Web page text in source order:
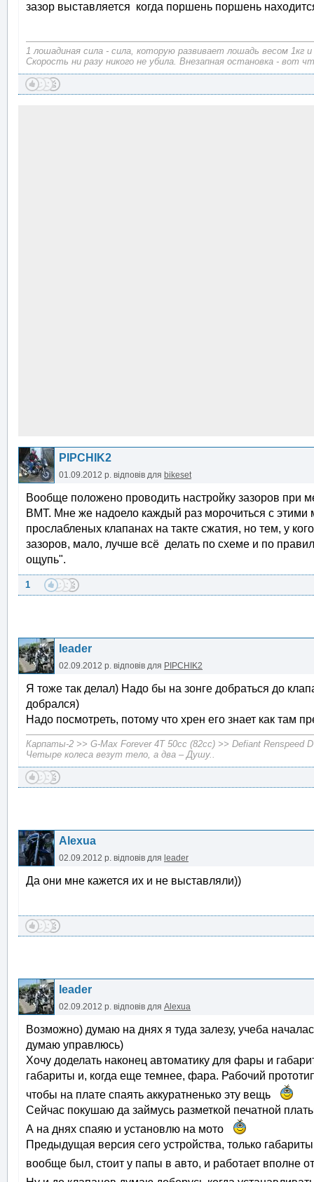
зазор выставляется когда поршень поршень
1 лошадиная сила - сила, которую развивает лошадь весом 1кг
Скорость ни разу никого не убила. Внезапная остановка - вот
PIPCHIK2
01.09.2012 р. відповів для bikeset
Вообще положено проводить настройку зазоров при
ВМТ. Мне же надоело каждый раз морочиться с
прослабленых клапанах на такте сжатия, но тем, у
зазоров, мало, лучше всё делать по схеме и по
ощупь".
1
leader
02.09.2012 р. відповів для PIPCHIK2
Я тоже так делал) Надо бы на зонге добраться до
добрался)
Надо посмотреть, потому что хрен его знает как там
Карпаты-2 >> G-Max Forever 4T 50cc (82cc) >> Defiant Renspeed
Четыре колеса везут тело, а два – Душу..
Alexua
02.09.2012 р. відповів для leader
Да они мне кажется их и не выставляли))
leader
02.09.2012 р. відповів для Alexua
Возможно) думаю на днях я туда залезу, учеба
думаю управлюсь)
Хочу доделать наконец автоматику для фары и
габариты и, когда еще темнее, фара. Рабочий
чтобы на плате спаять аккуратненько эту вещь
Сейчас покушаю да займусь разметкой печатной
А на днях спаяю и установлю на мото
Предыдущая версия сего устройства, только
вообще был, стоит у папы в авто, и работает вполне